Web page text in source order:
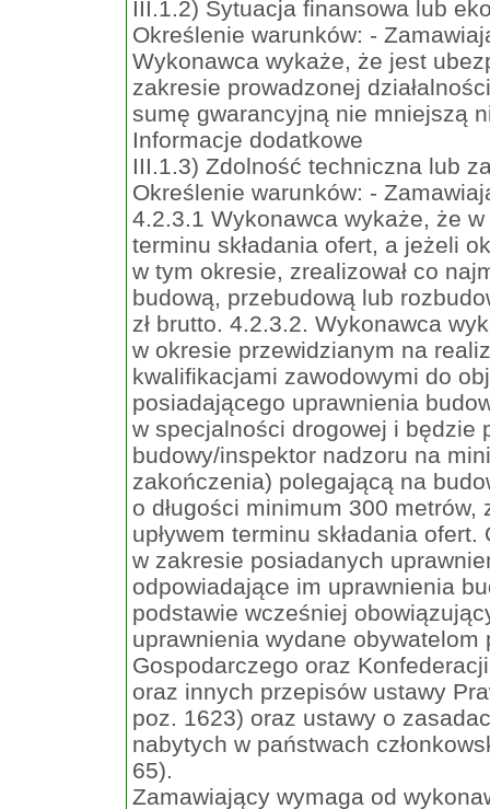
III.1.2) Sytuacja finansowa lub
Określenie warunków: -
Wykonawca wykaże, że jest
zakresie prowadzonej
sumę gwarancyjną nie mniejszą
Informacje dodatkowe
III.1.3) Zdolność techniczna lub
Określenie warunków: -
4.2.3.1 Wykonawca wykaże, że
terminu składania ofert, a jeżeli
w tym okresie, zrealizował co
budową, przebudową lub
zł brutto. 4.2.3.2. Wykonawca
w okresie przewidzianym na
kwalifikacjami zawodowymi do
posiadającego uprawnienia
w specjalności drogowej i będzie
budowy/inspektor nadzoru na
zakończenia) polegającą na
o długości minimum 300
upływem terminu składania
w zakresie posiadanych
odpowiadające im uprawnienia
podstawie wcześniej
uprawnienia wydane
Gospodarczego oraz
oraz innych przepisów ustawy
poz. 1623) oraz ustawy o
nabytych w państwach
65).
Zamawiający wymaga od